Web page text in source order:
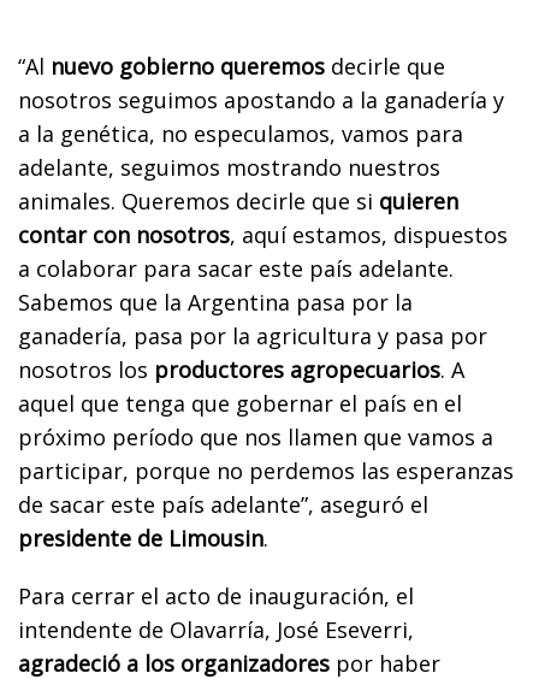
“Al nuevo gobierno queremos decirle que
nosotros seguimos apostando a la ganadería y
a la genética, no especulamos, vamos para
adelante, seguimos mostrando nuestros
animales. Queremos decirle que si quieren
contar con nosotros, aquí estamos, dispuestos
a colaborar para sacar este país adelante.
Sabemos que la Argentina pasa por la
ganadería, pasa por la agricultura y pasa por
nosotros los productores agropecuarios. A
aquel que tenga que gobernar el país en el
próximo período que nos llamen que vamos a
participar, porque no perdemos las esperanzas
de sacar este país adelante”, aseguró el
presidente de Limousin.
Para cerrar el acto de inauguración, el
intendente de Olavarría, José Eseverri,
agradeció a los organizadores por haber